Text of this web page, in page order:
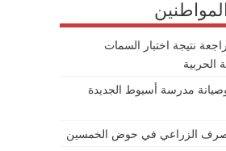
نتيجة اختبار السمات
الحربية
مدرسة أسيوط الجديدة
الزراعي في حوض الخمسين